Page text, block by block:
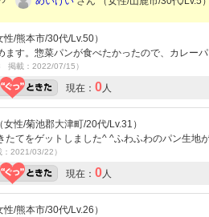
/熊本市/30代/Lv.50）
ます。惣菜パンが食べたかったので、カレー
掲載：2022/07/15）
現在： 0 人
性/菊池郡大津町/20代/Lv.31）
たてをゲットしました^ ^ふわふわのパン生地
2021/03/22）
現在： 0 人
/熊本市/30代/Lv.26）